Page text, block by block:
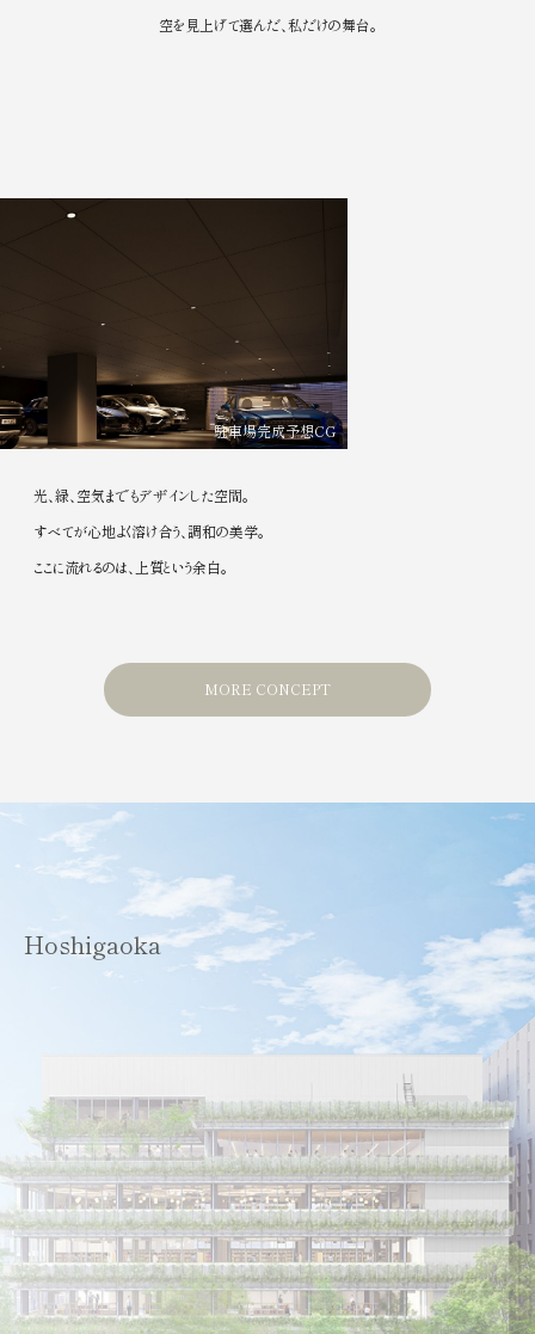
空を見上げて選んだ、私だけの舞台。
駐車場完成予想CG
光、緑、空気までもデザインした空間。
すべてが心地よく溶け合う、調和の美学。
ここに流れるのは、上質という余白。
MORE CONCEPT
Hoshigaoka